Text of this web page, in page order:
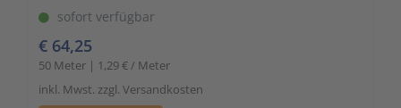
sofort verfügbar
€ 64,25
50 Meter | 1,29 € / Meter
inkl. Mwst. zzgl. Versandkosten